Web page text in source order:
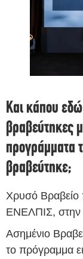
Και κάπου εδώ
βραβεύτηκες
προγράμματα
βραβεύτηκε;
Χρυσό Βραβείο
ΕΝΕΛΠΙΣ, στην
Ασημένιο
το πρόγραμμα